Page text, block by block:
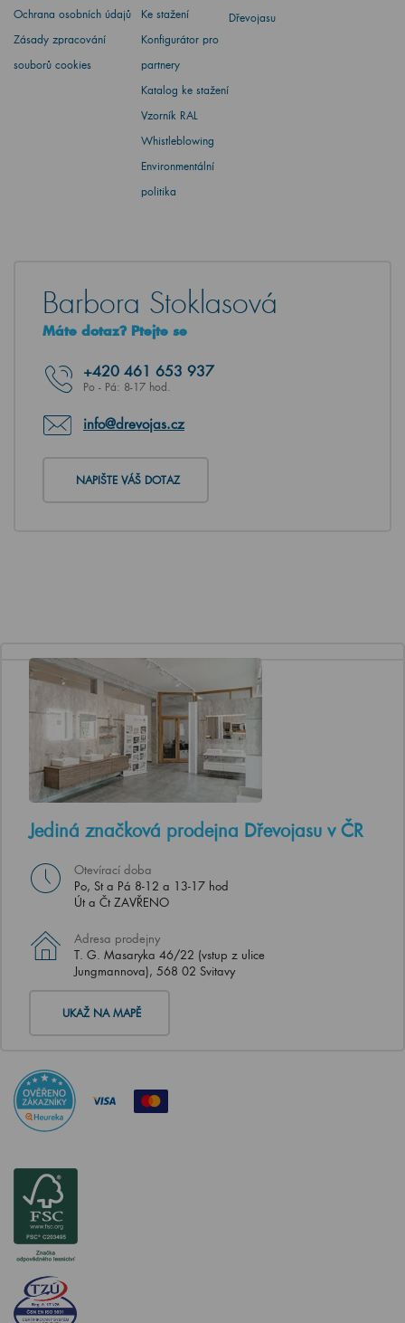
Ochrana osobních údajů
Zásady zpracování
souborů cookies
Ke stažení
Konfigurátor pro
partnery
Katalog ke stažení
Vzorník RAL
Whistleblowing
Environmentální
politika
Dřevojasu
Barbora Stoklasová
Máte dotaz? Ptejte se
+420 461 653 937
Po - Pá: 8-17 hod.
info@drevojas.cz
NAPIŠTE VÁŠ DOTAZ
Jediná značková prodejna Dřevojasu v ČR
Otevírací doba
Po, St a Pá 8-12 a 13-17 hod
Út a Čt ZAVŘENO
Adresa prodejny
T. G. Masaryka 46/22 (vstup z ulice
Jungmannova), 568 02 Svitavy
UKAŽ NA MAPĚ